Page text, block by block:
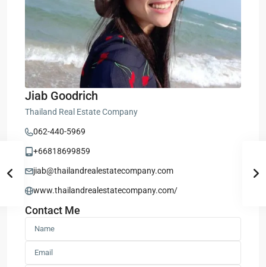
Jiab Goodrich
Thailand Real Estate Company
062-440-5969
+66818699859
jiab@thailandrealestatecompany.com
www.thailandrealestatecompany.com/
Contact Me